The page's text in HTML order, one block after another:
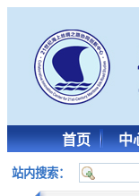
首页 中
站内搜索：